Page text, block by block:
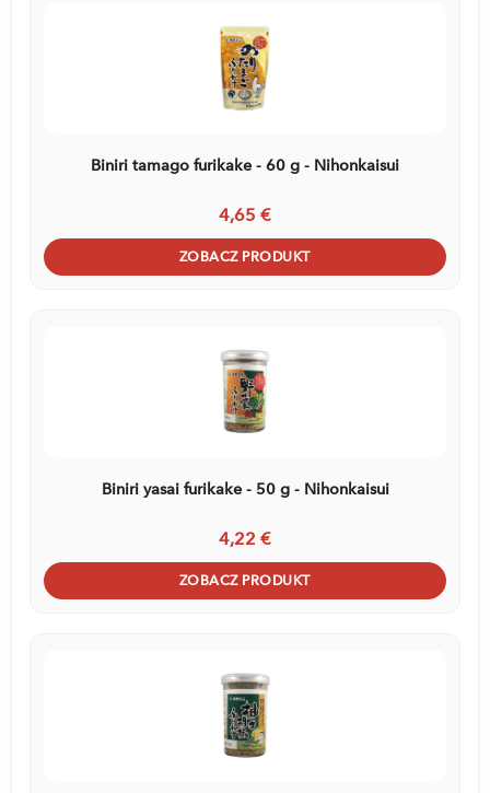
Biniri tamago furikake - 60 g - Nihonkaisui
4,65 €
ZOBACZ PRODUKT
Biniri yasai furikake - 50 g - Nihonkaisui
4,22 €
ZOBACZ PRODUKT